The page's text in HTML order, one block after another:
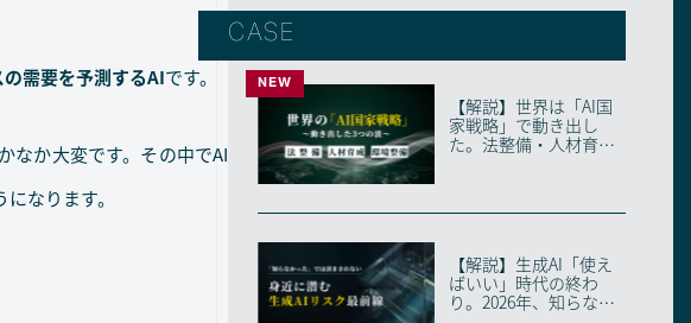
需要を予測するAIです。
なか大変です。その中でAI
になります。
CASE
NEW
【解説】世界は「AI国
家戦略」で動き出し
た。法整備・人材育
【解説】生成AI「使え
ばいい」時代の終わ
り。2026年、知らない